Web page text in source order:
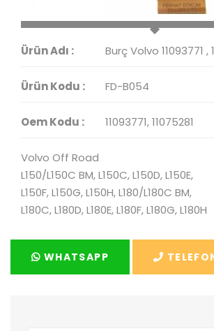
Ürün Adı : Burç Volvo 11093771 ,
Ürün Kodu : FD-B054
Oem Kodu : 11093771, 11075281
Volvo Off Road
L150/L150C BM, L150C, L150D, L150E,
L150F, L150G, L150H, L180/L180C BM,
L180C, L180D, L180E, L180F, L180G, L180H
WHATSAPP